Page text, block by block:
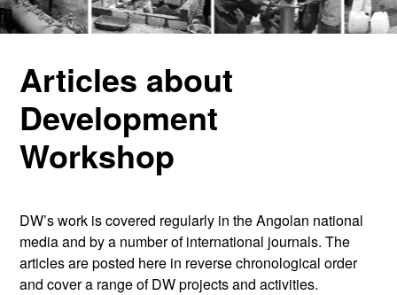
Articles about
Development
Workshop
DW’s work is covered regularly in the Angolan national
media and by a number of international journals. The
articles are posted here in reverse chronological order
and cover a range of DW projects and activities.